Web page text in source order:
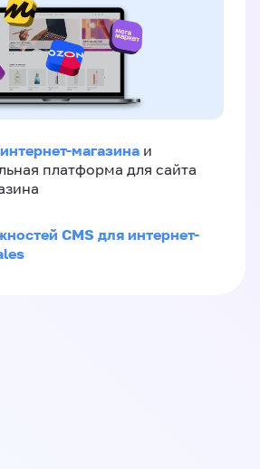
магазина и
платформа для сайта
CMS для интернет-